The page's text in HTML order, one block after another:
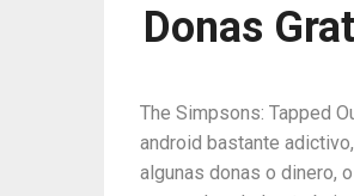
Donas
The Simpsons: Tapped
android bastante
algunas donas o dinero,